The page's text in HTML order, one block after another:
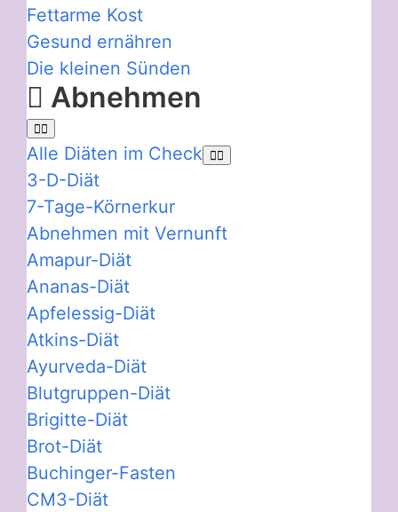
Fettarme Kost
Gesund ernähren
Die kleinen Sünden
Abnehmen
Alle Diäten im Check
3-D-Diät
7-Tage-Körnerkur
Abnehmen mit Vernunft
Amapur-Diät
Ananas-Diät
Apfelessig-Diät
Atkins-Diät
Ayurveda-Diät
Blutgruppen-Diät
Brigitte-Diät
Brot-Diät
Buchinger-Fasten
CM3-Diät